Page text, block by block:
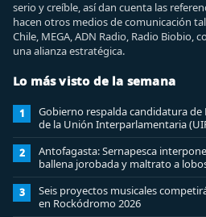
serio y creíble, así dan cuenta las
hacen otros medios de comunicación
Chile, MEGA, ADN Radio, Radio Biobio,
una alianza estratégica.
Lo más visto de la semana
1
Gobierno respalda candidatura de
de la Unión Interparlamentaria
2
Antofagasta: Sernapesca
ballena jorobada y maltrato a
3
Seis proyectos musicales
en Rockódromo 2026